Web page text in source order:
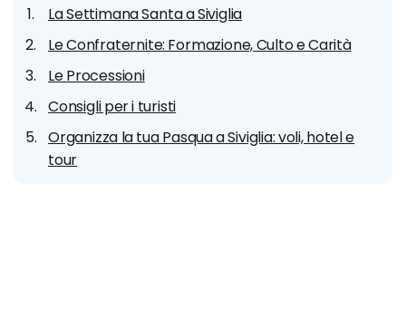
La Settimana Santa a Siviglia
Le Confraternite: Formazione, Culto e Carità
Le Processioni
Consigli per i turisti
Organizza la tua Pasqua a Siviglia: voli, hotel e
tour